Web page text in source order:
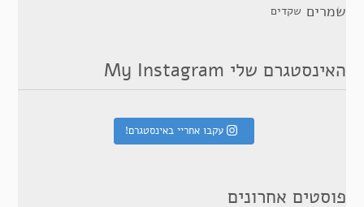
שמרים שקדים
האינסטגרם שלי My Instagram
עקבו אחריי באינסטגרם!
פוסטים אחרונים